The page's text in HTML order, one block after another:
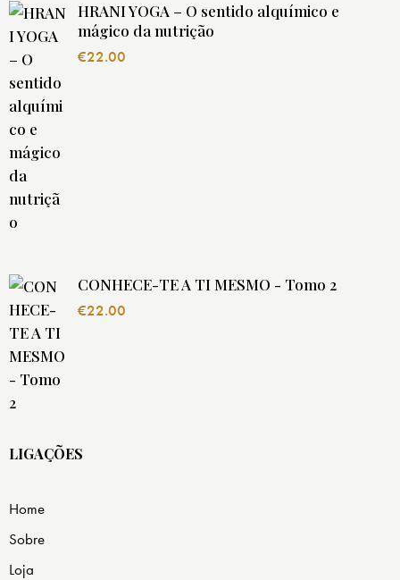
HRANI YOGA – O sentido alquímico e
mágico da nutrição
€22.00
CONHECE-TE A TI MESMO - Tomo 2
€22.00
LIGAÇÕES
Home
Sobre
Loja